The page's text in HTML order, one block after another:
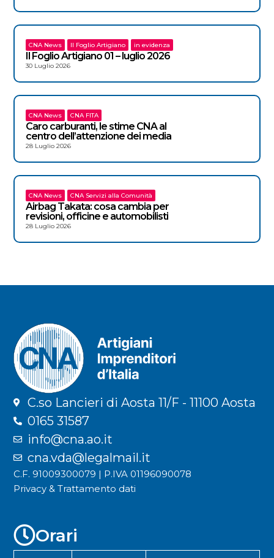
CNA News Il Foglio Artigiano in evidenza
Il Foglio Artigiano 01 – luglio 2026
30 Luglio 2026
CNA News CNA FITA
Caro carburanti, le stime CNA al
centro dell’attenzione dei media
28 Luglio 2026
CNA News CNA Servizi alla Comunità
Airbag Takata: cosa cambia per
revisioni, officine e automobilisti
28 Luglio 2026
C.so Lancieri di Aosta 11/F - 11100 Aosta
0165 31587
info@cna.ao.it
cna.vda@legalmail.it
C.F. 91009300079 | P.IVA 01196090078
Privacy & Trattamento dati
Orari